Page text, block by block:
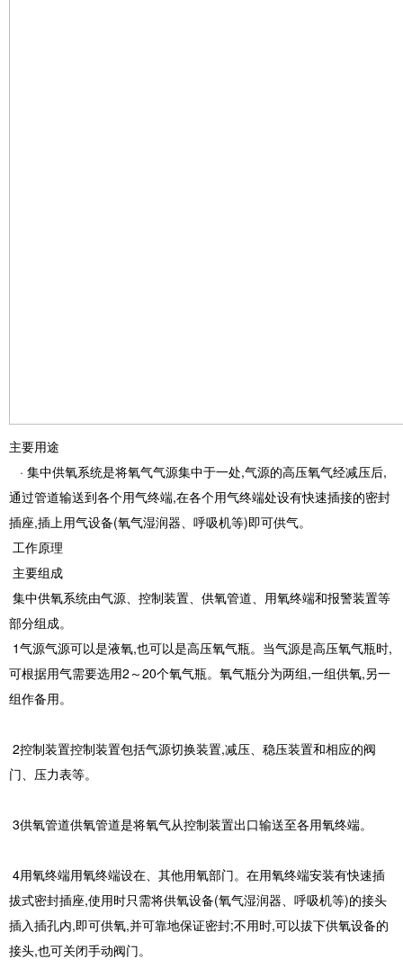
主要用途
· 集中供氧系统是将氧气气源集中于一处,气源的高压氧气经减压后,
通过管道输送到各个用气终端,在各个用气终端处设有快速插接的密封
插座,插上用气设备(氧气湿润器、呼吸机等)即可供气。
工作原理
主要组成
集中供氧系统由气源、控制装置、供氧管道、用氧终端和报警装置等
部分组成。
1气源气源可以是液氧,也可以是高压氧气瓶。当气源是高压氧气瓶时,
可根据用气需要选用2～20个氧气瓶。氧气瓶分为两组,一组供氧,另一
组作备用。
2控制装置控制装置包括气源切换装置,减压、稳压装置和相应的阀
门、压力表等。
3供氧管道供氧管道是将氧气从控制装置出口输送至各用氧终端。
4用氧终端用氧终端设在、其他用氧部门。在用氧终端安装有快速插
拔式密封插座,使用时只需将供氧设备(氧气湿润器、呼吸机等)的接头
插入插孔内,即可供氧,并可靠地保证密封;不用时,可以拔下供氧设备的
接头,也可关闭手动阀门。